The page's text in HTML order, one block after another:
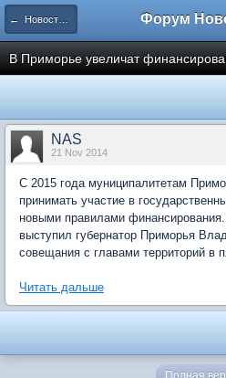
← Новости рынка недвижимости
В Приморье увеличат
NAS
21 Nov 2014
С 2015 года муниципалитетам
принимать участие в
новыми правилами
выступил губернатор Приморья
совещания с главами территорий в
Читать дальше
Полная